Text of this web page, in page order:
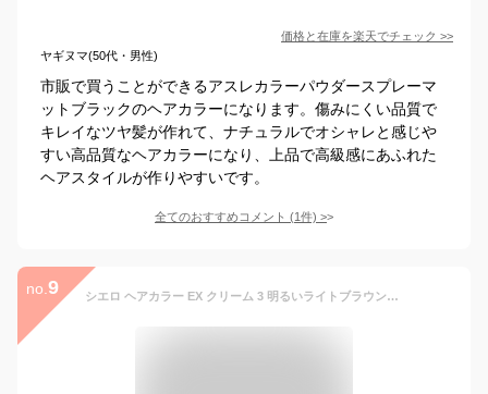
価格と在庫を楽天でチェック >>
ヤギヌマ(50代・男性)
市販で買うことができるアスレカラーパウダースプレーマ
ットブラックのヘアカラーになります。傷みにくい品質で
キレイなツヤ髪が作れて、ナチュラルでオシャレと感じや
すい高品質なヘアカラーになり、上品で高級感にあふれた
ヘアスタイルが作りやすいです。
全てのおすすめコメント (1件) >
no. 9 シエロ ヘアカラー EX クリーム 3 明るいライトブラウン(2箱セット)【シエロ(CIELO)】[白髪染め]